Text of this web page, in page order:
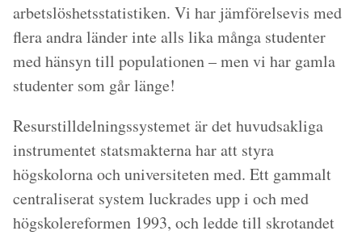
arbetslöshetsstatistiken. Vi har jämförelsevis med
flera andra länder inte alls lika många studenter
med hänsyn till populationen – men vi har gamla
studenter som går länge!
Resurstilldelningssystemet är det huvudsakliga
instrumentet statsmakterna har att styra
högskolorna och universiteten med. Ett gammalt
centraliserat system luckrades upp i och med
högskolereformen 1993, och ledde till skrotandet